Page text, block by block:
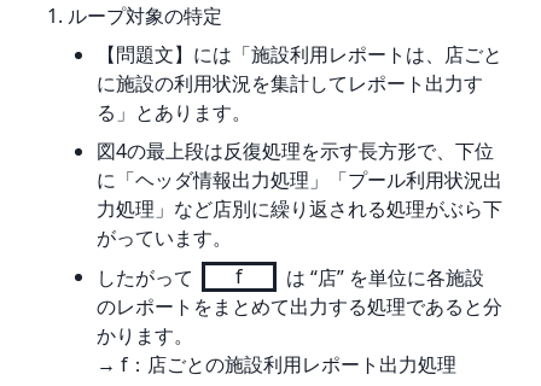
ループ対象の特定
【問題文】には「施設利用レポートは、店ごと
に施設の利用状況を集計してレポート出力す
る」とあります。
図4の最上段は反復処理を示す長方形で、下位
に「ヘッダ情報出力処理」「プール利用状況出
力処理」など店別に繰り返される処理がぶら下
がっています。
したがって
f
は “店” を単位に各施設
のレポートをまとめて出力する処理であると分
かります。
→ f：店ごとの施設利用レポート出力処理